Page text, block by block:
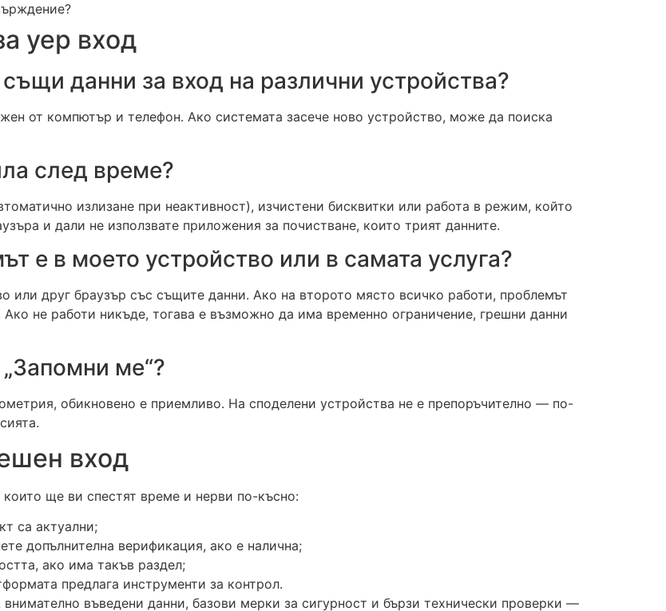
yep вход
данни за вход на различни устройства?
от компютър и телефон. Ако системата засече ново устройство, може да поиска
след време?
излизане при неактивност), изчистени бисквитки или работа в режим, който
и дали не използвате приложения за почистване, които трият данните.
е в моето устройство или в самата услуга?
или друг браузър със същите данни. Ако на второто място всичко работи, проблемът
не работи никъде, тогава е възможно да има временно ограничение, грешни данни
ме“?
обикновено е приемливо. На споделени устройства не е препоръчително — по-
вход
ще ви спестят време и нерви по-късно:
са актуални;
допълнителна верификация, ако е налична;
ако има такъв раздел;
предлага инструменти за контрол.
въведени данни, базови мерки за сигурност и бързи технически проверки —